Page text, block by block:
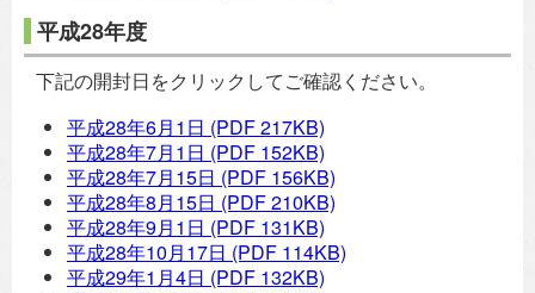
平成28年度
下記の開封日をクリックしてご確認ください。
平成28年6月1日 (PDF 217KB)
平成28年7月1日 (PDF 152KB)
平成28年7月15日 (PDF 156KB)
平成28年8月15日 (PDF 210KB)
平成28年9月1日 (PDF 131KB)
平成28年10月17日 (PDF 114KB)
平成29年1月4日 (PDF 132KB)